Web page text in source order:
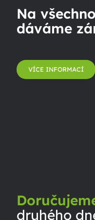
Na
dáváme
VÍCE INFORMACÍ
druhého